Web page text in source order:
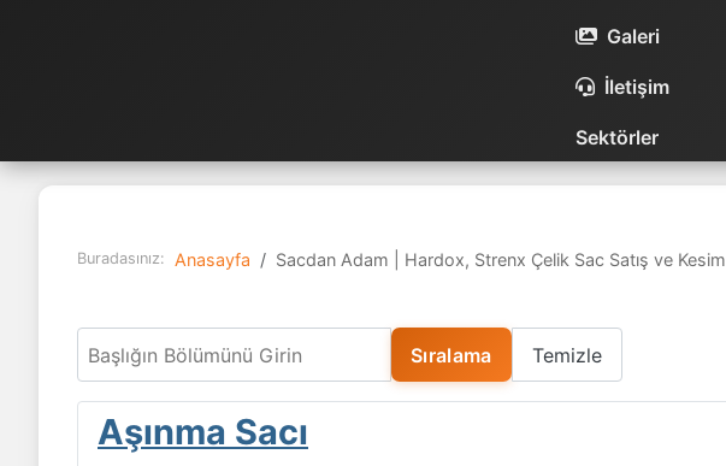
Galeri
İletişim
Sektörler
Buradasınız: Anasayfa Sacdan Adam | Hardox, Strenx Çelik Sac Satış ve Kesim
Sıralama Temizle
Aşınma Sacı